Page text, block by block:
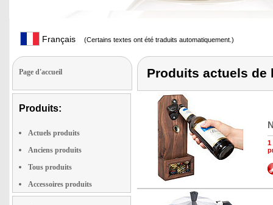
Français (Certains textes ont été traduits automatiquement.)
Page d'accueil
Produits:
Actuels produits
Anciens produits
Tous produits
Accessoires produits
Produits actuels de
1